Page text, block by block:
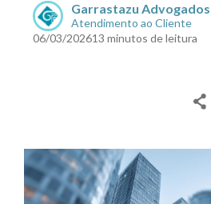
Garrastazu Advogados
Atendimento ao Cliente
06/03/202613 minutos de leitura